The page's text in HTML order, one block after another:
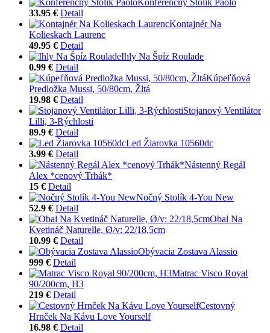
33.95 € Detail
Kontajnér Na
Kolieskach Laurenc
49.95 € Detail
Ihly Na Špíz Roulade
0.99 € Detail
Kúpeľňová
Predložka Mussi, 50/80cm, Žltá
19.98 € Detail
Stojanový Ventilátor
Lilli, 3-Rýchlosti
89.9 € Detail
Led Žiarovka 10560dc
3.99 € Detail
Nástenný Regál
Alex *cenový Trhák*
15 € Detail
Nočný Stolík 4-You New
52.9 € Detail
Obal Na
Kvetináč Naturelle, Ø/v: 22/18,5cm
10.99 € Detail
Obývacia Zostava Alassio
999 € Detail
Matrac Visco Royal
90/200cm, H3
219 € Detail
Cestovný
Hrnček Na Kávu Love Yourself
16.98 € Detail